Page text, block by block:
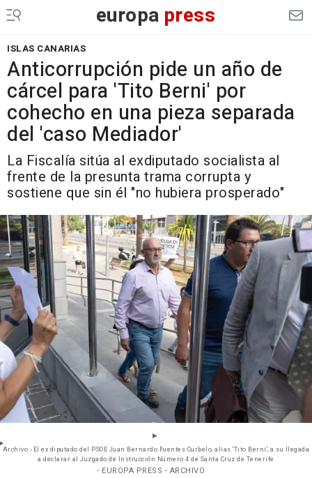
europa press
ISLAS CANARIAS
Anticorrupción pide un año de
cárcel para 'Tito Berni' por
cohecho en una pieza separada
del 'caso Mediador'
La Fiscalía sitúa al exdiputado socialista al
frente de la presunta trama corrupta y
sostiene que sin él "no hubiera prosperado"
Archivo - El ex diputado del PSOE Juan Bernardo Fuentes Curbelo, alias 'Tito Berni', a su llegada
a declarar al Juzgado de Instrucción Número 4 de Santa Cruz de Tenerife
- EUROPA PRESS - ARCHIVO